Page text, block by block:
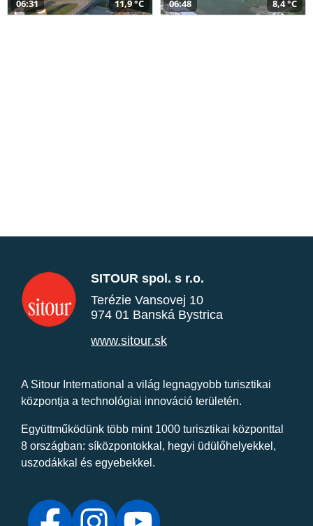
06:31 11,9 °C 06:48 8,4 °C
SITOUR spol. s r.o.
Terézie Vansovej 10
974 01 Banská Bystrica
www.sitour.sk
A Sitour International a világ legnagyobb turisztikai
központja a technológiai innováció területén.
Együttműködünk több mint 1000 turisztikai központtal
8 országban: síközpontokkal, hegyi üdülőhelyekkel,
uszodákkal és egyebekkel.